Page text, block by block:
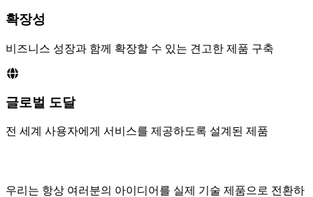
확장성
비즈니스 성장과 함께 확장할 수 있는 견고한 제품 구축
글로벌 도달
전 세계 사용자에게 서비스를 제공하도록 설계된 제품
우리는 항상 여러분의 아이디어를 실제 기술 제품으로 전환하